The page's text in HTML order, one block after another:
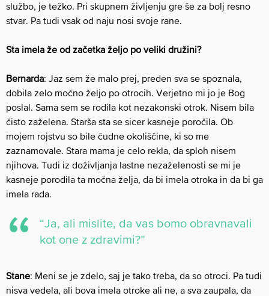
službo, je težko. Pri skupnem življenju gre še za bolj resno
stvar. ​Pa tudi vsak od naju nosi svoje rane.
Sta imela že od začetka željo po veliki družini?
Bernarda: Jaz sem že malo prej, preden sva se spoznala,
dobila zelo močno željo po otrocih. Verjetno mi jo je Bog
poslal. Sama sem se rodila kot nezakonski otrok. Nisem bila
čisto zaželena. Starša sta se sicer kasneje poročila. Ob
mojem rojstvu so bile čudne okoliščine, ki so me
zaznamovale. Stara mama je celo rekla, da sploh nisem
njihova. Tudi iz doživljanja lastne nezaželenosti se mi je
kasneje porodila ta močna želja, da bi imela otroka in da bi ga
imela rada.
“Ja, ali mislite, da vas bomo obravnavali
kot ​o​ne z zdravimi?”
Stane: Meni se je zdelo, saj je tako treba, da so otroci. ​Pa tudi
nisva vedela, ali bova imela otroke ali ne, a sva zaupala, da